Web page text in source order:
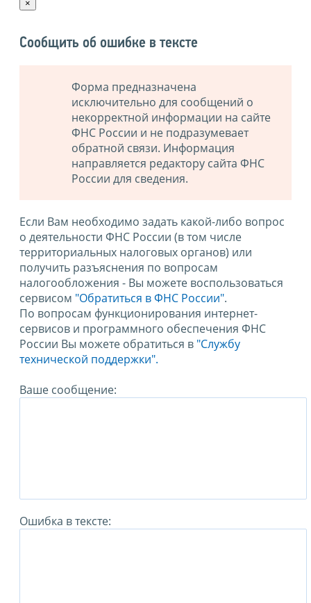
×
Сообщить об ошибке в тексте
Форма предназначена
исключительно для сообщений о
некорректной информации на сайте
ФНС России и не подразумевает
обратной связи. Информация
направляется редактору сайта ФНС
России для сведения.
Если Вам необходимо задать какой-либо вопрос
о деятельности ФНС России (в том числе
территориальных налоговых органов) или
получить разъяснения по вопросам
налогообложения - Вы можете воспользоваться
сервисом "Обратиться в ФНС России".
По вопросам функционирования интернет-
сервисов и программного обеспечения ФНС
России Вы можете обратиться в "Службу
технической поддержки".
Ваше сообщение:
Ошибка в тексте: